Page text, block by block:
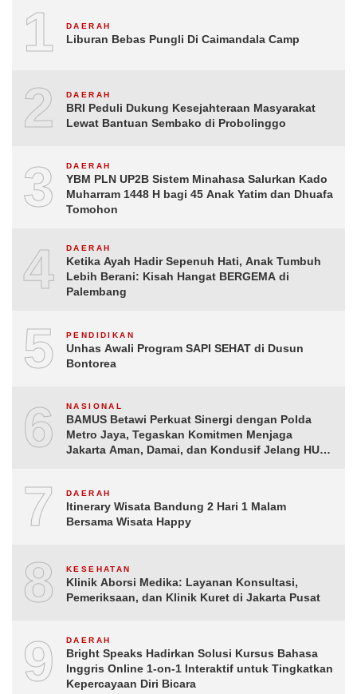
1 DAERAH
Liburan Bebas Pungli Di Caimandala Camp
2 DAERAH
BRI Peduli Dukung Kesejahteraan Masyarakat
Lewat Bantuan Sembako di Probolinggo
3 DAERAH
YBM PLN UP2B Sistem Minahasa Salurkan Kado
Muharram 1448 H bagi 45 Anak Yatim dan Dhuafa
Tomohon
4 DAERAH
Ketika Ayah Hadir Sepenuh Hati, Anak Tumbuh
Lebih Berani: Kisah Hangat BERGEMA di
Palembang
5 PENDIDIKAN
Unhas Awali Program SAPI SEHAT di Dusun
Bontorea
6 NASIONAL
BAMUS Betawi Perkuat Sinergi dengan Polda
Metro Jaya, Tegaskan Komitmen Menjaga
Jakarta Aman, Damai, dan Kondusif Jelang HUT
7 DAERAH
Itinerary Wisata Bandung 2 Hari 1 Malam
Bersama Wisata Happy
8 KESEHATAN
Klinik Aborsi Medika: Layanan Konsultasi,
Pemeriksaan, dan Klinik Kuret di Jakarta Pusat
9 DAERAH
Bright Speaks Hadirkan Solusi Kursus Bahasa
Inggris Online 1-on-1 Interaktif untuk Tingkatkan
Kepercayaan Diri Bicara